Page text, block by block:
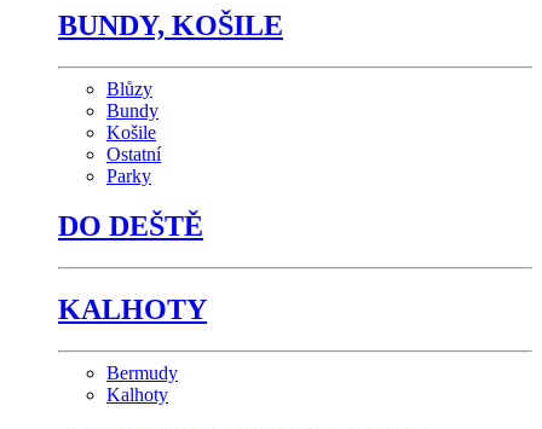
BUNDY, KOŠILE
Blůzy
Bundy
Košile
Ostatní
Parky
DO DEŠTĚ
KALHOTY
Bermudy
Kalhoty